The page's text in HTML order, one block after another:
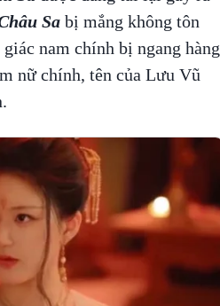
Sabị mắng không tôn
nam chính bị ngang hàng
nữ chính, tên của Lưu Vũ